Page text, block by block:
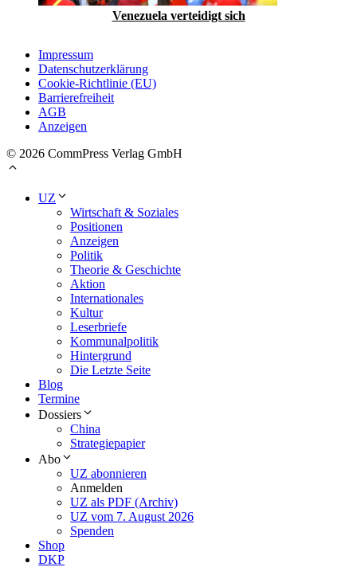
Venezuela verteidigt sich
Impressum
Datenschutzerklärung
Cookie-Richtlinie (EU)
Barrierefreiheit
AGB
Anzeigen
© 2026 CommPress Verlag GmbH
UZ
Wirtschaft & Soziales
Positionen
Anzeigen
Politik
Theorie & Geschichte
Aktion
Internationales
Kultur
Leserbriefe
Kommunalpolitik
Hintergrund
Die Letzte Seite
Blog
Termine
Dossiers
China
Strategiepapier
Abo
UZ abonnieren
Anmelden
UZ als PDF (Archiv)
UZ vom 7. August 2026
Spenden
Shop
DKP